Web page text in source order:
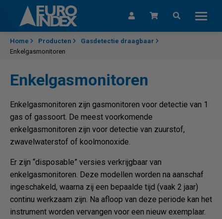
Skip to content
Home Producten
Gasdetectie draagbaar
Enkelgasmonitoren
Enkelgasmonitoren
Enkelgasmonitoren zijn gasmonitoren voor detectie van 1
gas of gassoort. De meest voorkomende
enkelgasmonitoren zijn voor detectie van zuurstof,
zwavelwaterstof of koolmonoxide.
Er zijn “disposable” versies verkrijgbaar van
enkelgasmonitoren. Deze modellen worden na aanschaf
ingeschakeld, waarna zij een bepaalde tijd (vaak 2 jaar)
continu werkzaam zijn. Na afloop van deze periode kan het
instrument worden vervangen voor een nieuw exemplaar.